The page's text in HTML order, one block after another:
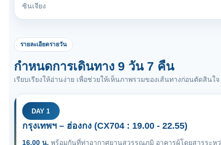
ซินเจียง
รายละเอียดรายวัน
กำหนดการเดินทาง 9 วัน 7 คืน
เรียบเรียงให้อ่านง่าย เพื่อช่วยให้เห็นภาพรวมของเส้นทางก่อนตัดสินใจ
DAY 1
กรุงเทพฯ – ฮ่องกง (CX704 : 19.00 - 22.55)
16.00 น. พร้อมกันที่ท่าอากาศยานสุวรรณภูมิ อาคารผู้โดยสารระหว่